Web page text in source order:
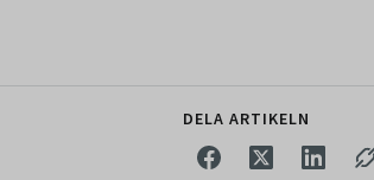
DELA ARTIKELN